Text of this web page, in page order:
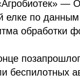
—
елке по
обработки
беспилотных